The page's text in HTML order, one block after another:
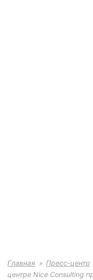
Главная Пресс-центр
центре Nice Consulting